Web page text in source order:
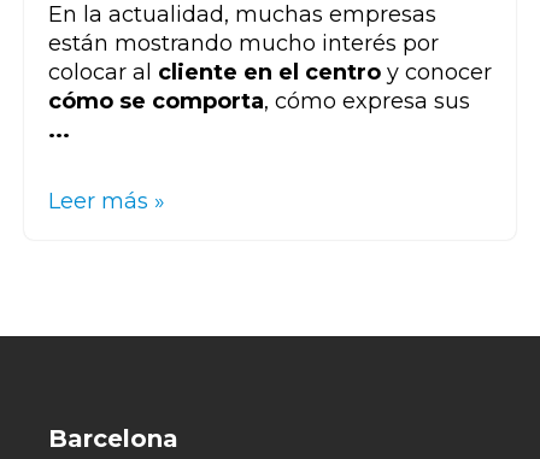
En la actualidad, muchas empresas
están mostrando mucho interés por
colocar al cliente en el centro y conocer
cómo se comporta, cómo expresa sus
...
Leer más »
Barcelona